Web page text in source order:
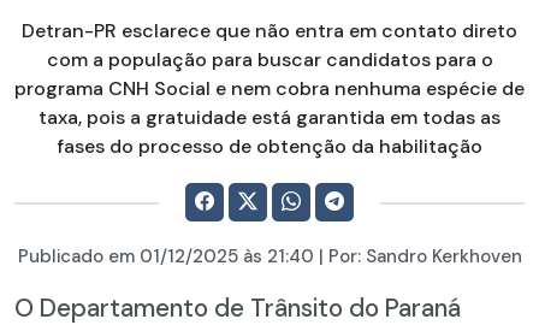
Detran-PR esclarece que não entra em contato direto
com a população para buscar candidatos para o
programa CNH Social e nem cobra nenhuma espécie de
taxa, pois a gratuidade está garantida em todas as
fases do processo de obtenção da habilitação
Publicado em 01/12/2025às 21:40 | Por: Sandro Kerkhoven
O Departamento de Trânsito do Paraná